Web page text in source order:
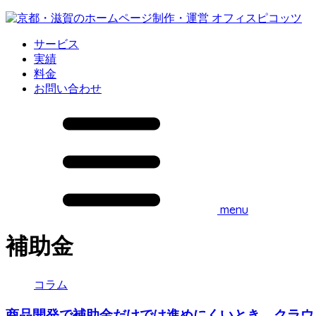
サービス
実績
料金
お問い合わせ
menu
補助金
コラム